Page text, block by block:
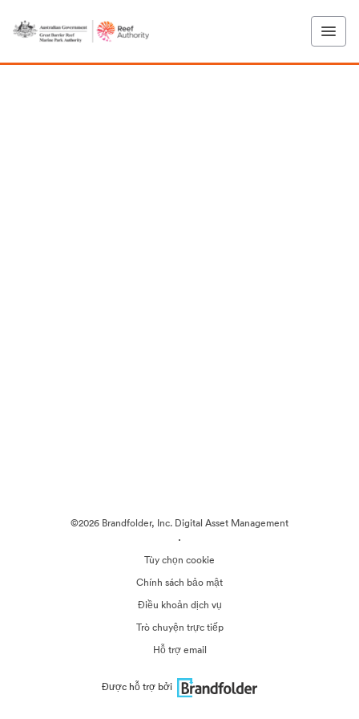
©2026 Brandfolder, Inc. Digital Asset Management
·
Tùy chọn cookie
Chính sách bảo mật
Điều khoản dịch vụ
Trò chuyện trực tiếp
Hỗ trợ email
Được hỗ trợ bởi